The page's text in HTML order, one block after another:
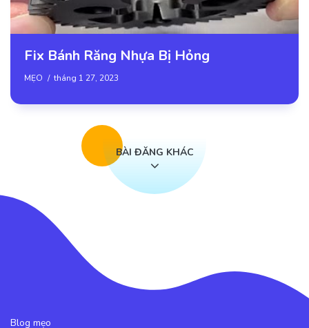
Fix Bánh Răng Nhựa Bị Hỏng
MẸO tháng 1 27, 2023
BÀI ĐĂNG KHÁC
Blog mẹo